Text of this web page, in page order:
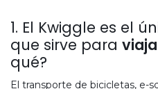
1. El Kwiggle es el
que sirve para
qué?
El transporte de bicicletas, e-